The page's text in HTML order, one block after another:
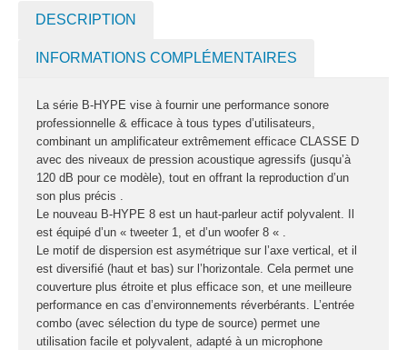
brouillard
confetti
Machines à
étincelles froide
Machines à
fumée-geyser
VENTE SONO ET
ÉCLAIRAGE
Éclairage
Projecteurs LED
Accessoires
éclairage
DESCRIPTION
INFORMATIONS COMPLÉMENTAIRES
La série B-HYPE vise à fournir une performance sonore
professionnelle & efficace à tous types d’utilisateurs,
combinant un amplificateur extrêmement efficace CLASSE D
avec des niveaux de pression acoustique agressifs (jusqu’à
120 dB pour ce modèle), tout en offrant la reproduction d’un
son plus précis .
Le nouveau B-HYPE 8 est un haut-parleur actif polyvalent. Il
est équipé d’un « tweeter 1, et d’un woofer 8 « .
Le motif de dispersion est asymétrique sur l’axe vertical, et il
est diversifié (haut et bas) sur l’horizontale. Cela permet une
couverture plus étroite et plus efficace son, et une meilleure
performance en cas d’environnements réverbérants. L’entrée
combo (avec sélection du type de source) permet une
utilisation facile et polyvalent, adapté à un microphone